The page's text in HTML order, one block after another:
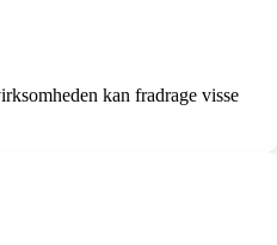
kan fradrage visse